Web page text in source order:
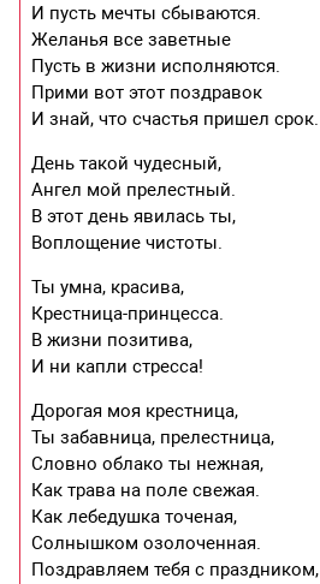
И пусть мечты сбываются.
Желанья все заветные
Пусть в жизни исполняются.
Прими вот этот поздравок
И знай, что счастья пришел срок.
День такой чудесный,
Ангел мой прелестный.
В этот день явилась ты,
Воплощение чистоты.
Ты умна, красива,
Крестница-принцесса.
В жизни позитива,
И ни капли стресса!
Дорогая моя крестница,
Ты забавница, прелестница,
Словно облако ты нежная,
Как трава на поле свежая.
Как лебедушка точеная,
Солнышком озолоченная.
Поздравляем тебя с праздником,